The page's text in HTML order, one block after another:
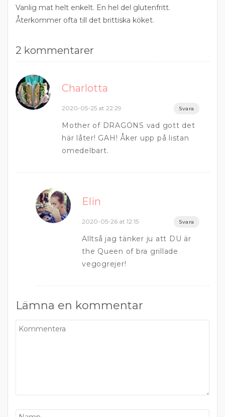
Vanlig mat helt enkelt. En hel del glutenfritt.
Återkommer ofta till det brittiska köket.
2 kommentarer
Charlotta
2020-05-25 at 22:29 Svara
Mother of DRAGONS vad gott det
här låter! GAH! Åker upp på listan
omedelbart.
Elin
2020-05-26 at 12:15 Svara
Alltså jag tänker ju att DU är
the Queen of bra grillade
vegogrejer!
Lämna en kommentar